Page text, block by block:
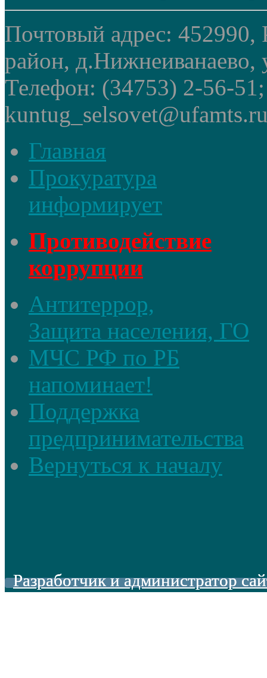
Почтовый адрес: 452990,
район, д.Нижнеиванаево,
Телефон: (34753) 2-56-
Главная
Прокуратура
информирует
Противодействие
коррупции
Антитеррор,
Защита населения, ГО
МЧС РФ по РБ
напоминает!
Поддержка
предпринимательства
Вернуться к началу
Разработчик и администратор